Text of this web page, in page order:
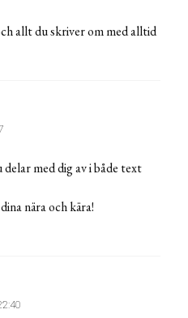
allt du skriver om med alltid
med dig av i både text
nära och kära!